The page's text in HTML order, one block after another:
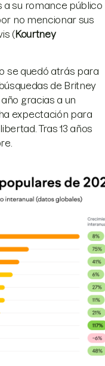
a su romance público
no mencionar sus
(Kourtney
se quedó atrás para
de Britney
gracias a un
expectación para
Tras 13 años